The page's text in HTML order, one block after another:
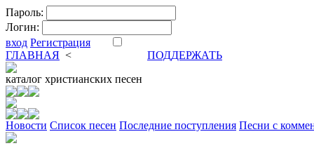
Пароль:
Логин:
вход Регистрация
ГЛАВНАЯ <
ПОДДЕРЖАТЬ
каталог христианских песен
Новости Cписок песен Последние поступления Песни с